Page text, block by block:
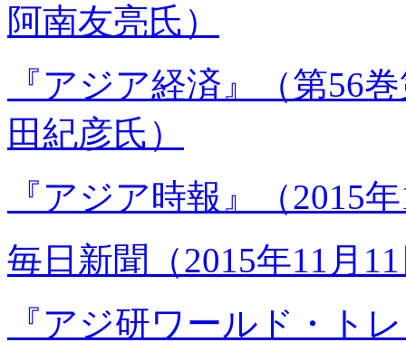
阿南友亮氏）
『アジア経済』（第56
田紀彦氏）
『アジア時報』（2015
毎日新聞（2015年11月
『アジ研ワールド・ト